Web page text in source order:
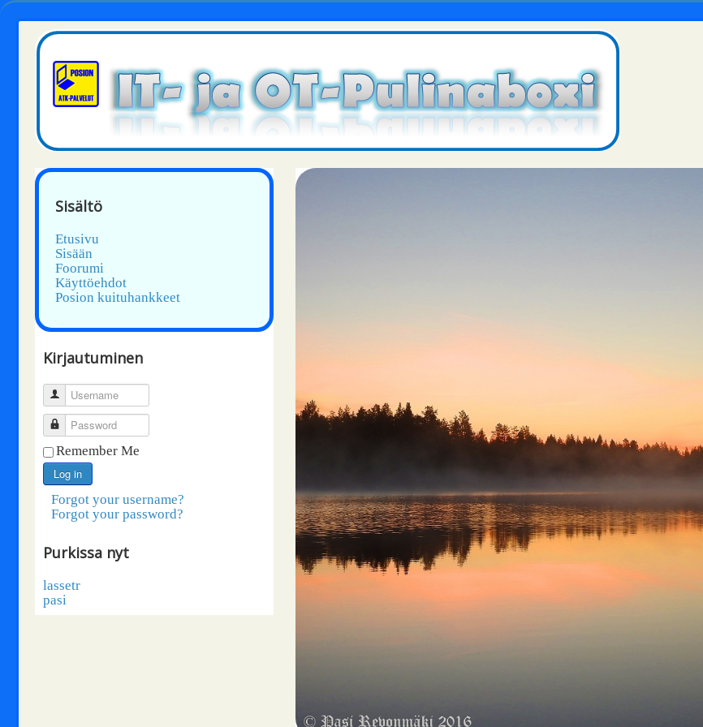
Sisältö
Etusivu
Sisään
Foorumi
Käyttöehdot
Posion kuituhankkeet
Kirjautuminen
Username
Password
Remember Me
Log in
Forgot your username?
Forgot your password?
Purkissa nyt
lassetr
pasi